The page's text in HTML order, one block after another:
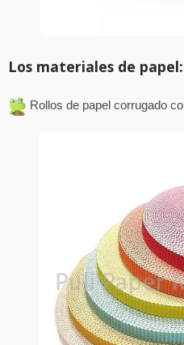
Los materiales de papel:
Rollos de papel corrugado